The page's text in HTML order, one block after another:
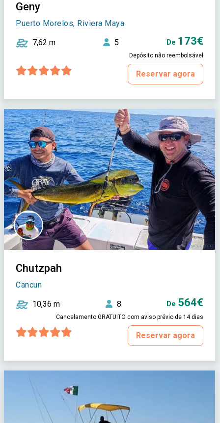
Geny
Puerto Morelos, Riviera Maya
7,62 m 5 De 173€
Depósito não reembolsável
Reservar agora
Chutzpah
Cancun
10,36 m 8 De 564€
Cancelamento GRATUITO com aviso prévio de 14 dias
Reservar agora